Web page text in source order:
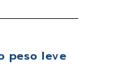
peso leve